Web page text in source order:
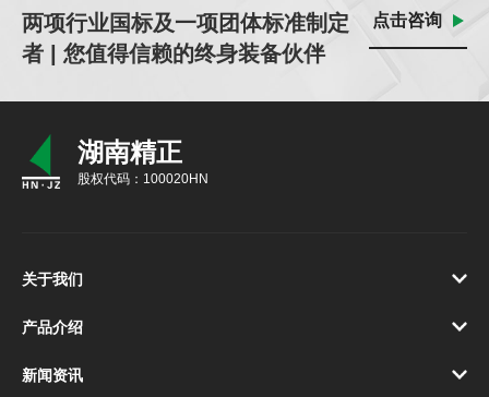
两项行业国标及一项团体标准制定
者 | 您值得信赖的终身装备伙伴
点击咨询
湖南精正
股权代码：100020HN
关于我们
产品介绍
新闻资讯